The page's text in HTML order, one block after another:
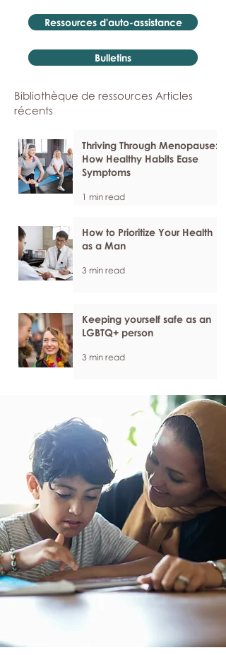
Ressources d'auto-assistance
Bulletins
Bibliothèque de ressources Articles
récents
Thriving Through Menopause:
How Healthy Habits Ease
Symptoms
1 min read
How to Prioritize Your Health
as a Man
3 min read
Keeping yourself safe as an
LGBTQ+ person
3 min read